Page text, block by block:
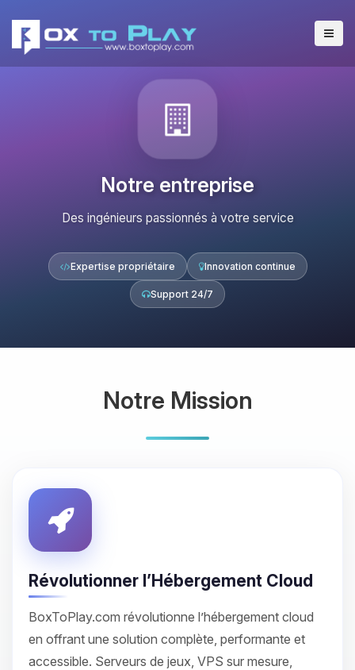
Notre entreprise
Des ingénieurs passionnés à votre service
Expertise propriétaire Innovation continue
Support 24/7
Notre Mission
Révolutionner l’Hébergement Cloud
BoxToPlay.com révolutionne l’hébergement cloud
en offrant une solution complète, performante et
accessible. Serveurs de jeux, VPS sur mesure,